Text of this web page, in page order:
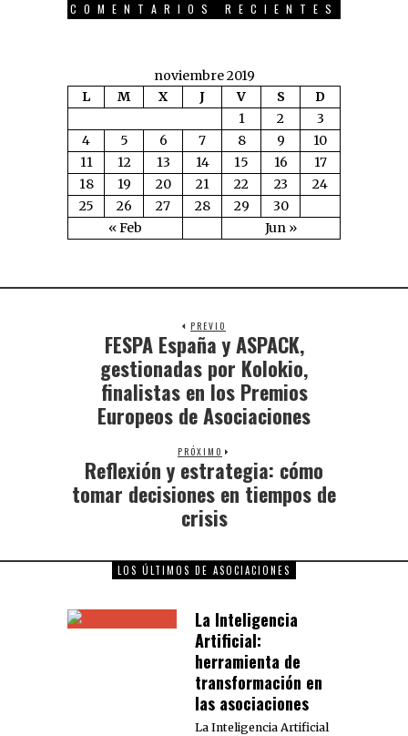
COMENTARIOS RECIENTES
noviembre 2019
L
M X J V S D
« Feb Jun »
1 2
3
4
5 6 7 8 9
10
11
12 13 14 15 16
17
18
19 20 21 22 23
24
25
26 27 28 29 30
PREVIO
FESPA España y ASPACK,
gestionadas por Kolokio,
finalistas en los Premios
Europeos de Asociaciones
PRÓXIMO
Reflexión y estrategia: cómo
tomar decisiones en tiempos de
crisis
LOS ÚLTIMOS DE ASOCIACIONES
La Inteligencia
Artificial:
herramienta de
transformación en
las asociaciones
La Inteligencia Artificial